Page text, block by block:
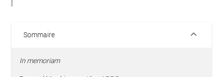
Sommaire keyboard_arrow_down
In memoriam